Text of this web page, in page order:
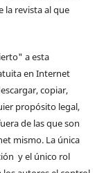
la revista al que
a esta
en Internet
copiar,
propósito legal,
de las que son
mismo. La única
y el único rol